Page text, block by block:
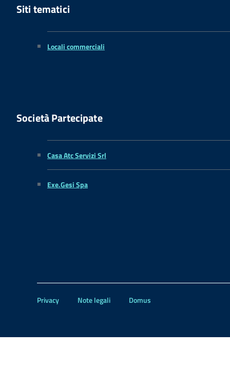
Siti tematici
Locali commerciali
Società Partecipate
Casa Atc Servizi Srl
Exe.Gesi Spa
Privacy Note legali Domus